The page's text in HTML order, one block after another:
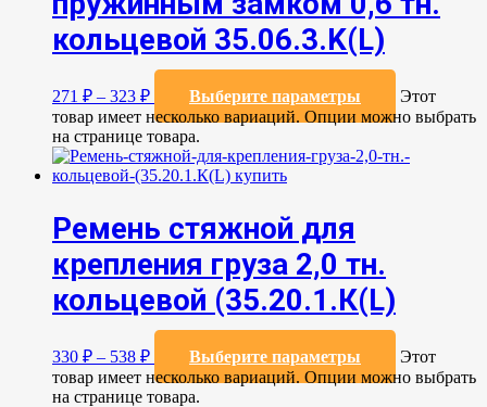
кольцевой 35.06.3.K(L)
271 ₽ – 323 ₽ Выберите параметры
Этот
товар имеет несколько вариаций. Опции можно выбрать
на странице товара.
Ремень стяжной для
крепления груза 2,0 тн.
кольцевой (35.20.1.К(L)
330 ₽ – 538 ₽ Выберите параметры
Этот
товар имеет несколько вариаций. Опции можно выбрать
на странице товара.